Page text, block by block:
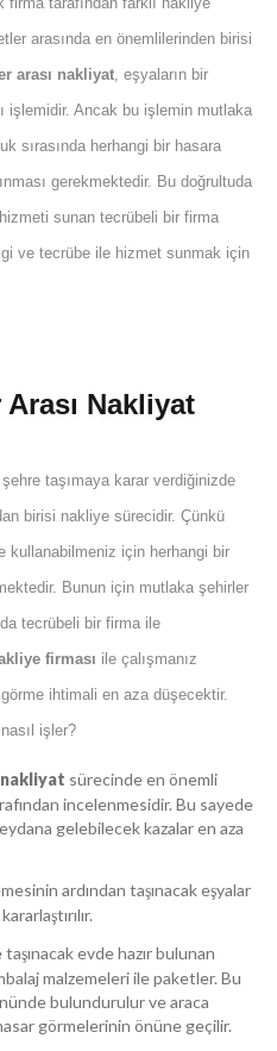
arasında en önemlilerinden birisi
arası nakliyat, eşyaların bir
işlemidir. Ancak bu işlemin mutlaka
sırasında herhangi bir hasara
gerekmektedir. Bu doğrultuda
hizmeti sunan tecrübeli bir firma
ve tecrübe ile hizmet sunmak için
Nakliyat
taşımaya karar verdiğinizde
birisi nakliye sürecidir. Çünkü
kullanabilmeniz için herhangi bir
Bunun için mutlaka şehirler
tecrübeli bir firma ile
firması ile çalışmanız
ihtimali en aza düşecektir.
işler?
nakliyat sürecinde en önemli
incelenmesidir. Bu sayede
gelebilecek kazalar en aza
ardından taşınacak eşyalar
evde hazır bulunan
malzemeleri ile paketler. Bu
bulundurulur ve araca
görmelerinin önüne geçilir.